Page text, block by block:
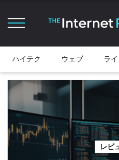
ハイテク ウェブ ラ
レビ